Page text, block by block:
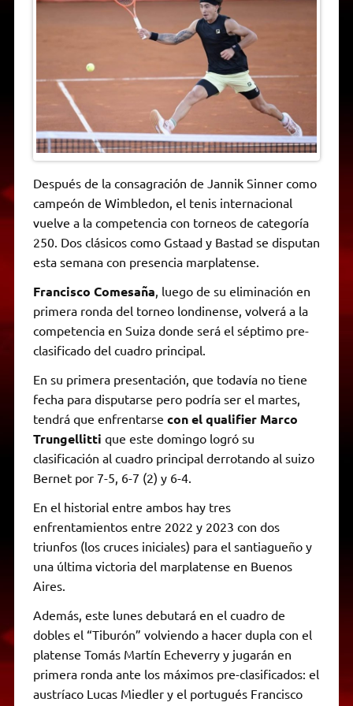
r
e
o
n
k
i
e
d
y
Después de la consagración de Jannik Sinner como
campeón de Wimbledon, el tenis internacional
vuelve a la competencia con torneos de categoría
250. Dos clásicos como Gstaad y Bastad se disputan
esta semana con presencia marplatense.
Francisco Comesaña , luego de su eliminación en
primera ronda del torneo londinense, volverá a la
competencia en Suiza donde será el séptimo pre-
clasificado del cuadro principal.
En su primera presentación, que todavía no tiene
fecha para disputarse pero podría ser el martes,
tendrá que enfrentarse con el qualifier Marco
Trungellitti que este domingo logró su
clasificación al cuadro principal derrotando al suizo
Bernet por 7-5, 6-7 (2) y 6-4.
En el historial entre ambos hay tres
enfrentamientos entre 2022 y 2023 con dos
triunfos (los cruces iniciales) para el santiagueño y
una última victoria del marplatense en Buenos
Aires.
Además, este lunes debutará en el cuadro de
dobles el “Tiburón” volviendo a hacer dupla con el
platense Tomás Martín Echeverry y jugarán en
primera ronda ante los máximos pre-clasificados: el
austríaco Lucas Miedler y el portugués Francisco